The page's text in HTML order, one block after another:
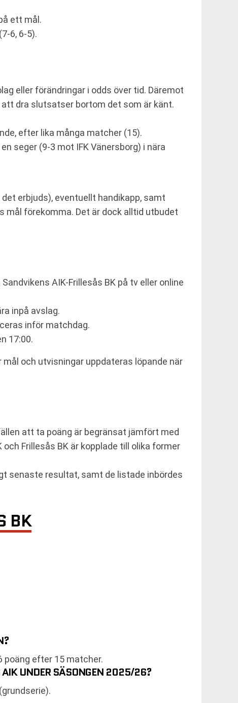
ett mål.
6, 6-5).
eller förändringar i odds över tid. Däremot
dra slutsatser bortom det som är känt.
efter lika många matcher (15).
seger (9-3 mot IFK Vänersborg) i nära
erbjuds), eventuellt handikapp, samt
mål förekomma. Det är dock alltid utbudet
AIK-Frillesås BK på tv eller online
inpå avslag.
inför matchdag.
17:00.
och utvisningar uppdateras löpande när
att ta poäng är begränsat jämfört med
Frillesås BK är kopplade till olika former
senaste resultat, samt de listade inbördes
BK
poäng efter 15 matcher.
AIK UNDER SÄSONGEN 2025/26?